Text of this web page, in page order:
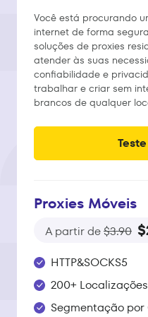
Você está procurando
internet de forma
soluções de proxies
atender às suas
confiabilidade e
trabalhar e criar sem
brancos de qualquer
Proxies Móveis
A partir de$3.90
HTTP&SOCKS5
200+ Localizações
Segmentação